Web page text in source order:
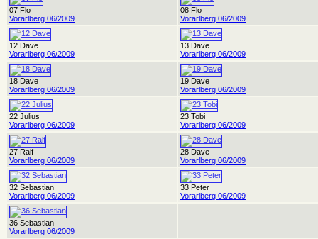
07 Flo
Vorarlberg 06/2009
08 Flo
Vorarlberg 06/2009
12 Dave
Vorarlberg 06/2009
13 Dave
Vorarlberg 06/2009
18 Dave
Vorarlberg 06/2009
19 Dave
Vorarlberg 06/2009
22 Julius
Vorarlberg 06/2009
23 Tobi
Vorarlberg 06/2009
27 Ralf
Vorarlberg 06/2009
28 Dave
Vorarlberg 06/2009
32 Sebastian
Vorarlberg 06/2009
33 Peter
Vorarlberg 06/2009
36 Sebastian
Vorarlberg 06/2009